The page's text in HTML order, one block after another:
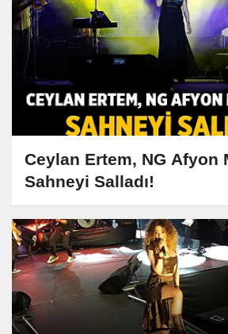
Ceylan Ertem, NG Afyon
Sahneyi Salladı!